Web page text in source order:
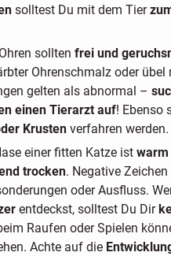
solltest Du mit dem Tier
sollten frei und
Ohrenschmalz oder übel
gelten als abnormal –
einen Tierarzt auf! Ebenso
Krustenverfahren werden.
einer fitten Katze ist warm
trocken. Negative Zeichen
oder Ausfluss.
entdeckst, solltest Du Dir
Raufen oder Spielen
Achte auf die